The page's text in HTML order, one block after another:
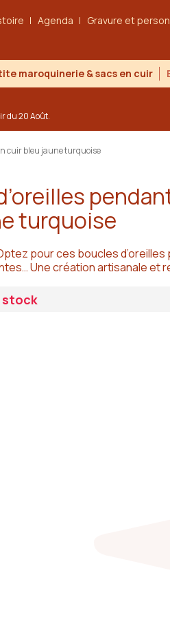
Agenda Gravure et
maroquinerie & sacs en cuir
du 20 Août.
cuir bleu jaune turquoise
turquoise
pour ces boucles
Une création artisanale et
stock